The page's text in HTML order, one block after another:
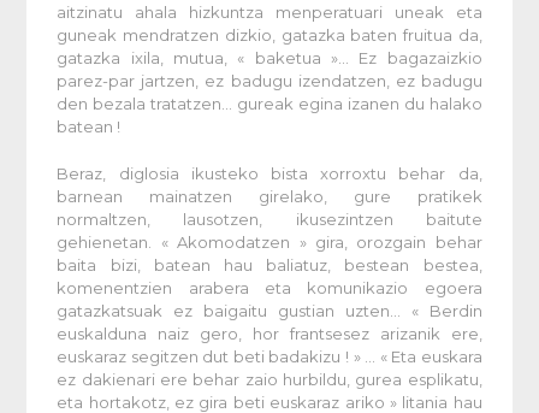
aitzinatu ahala hizkuntza menperatuari uneak eta
guneak mendratzen dizkio, gatazka baten fruitua da,
gatazka ixila, mutua, « baketua »… Ez bagazaizkio
parez-par jartzen, ez badugu izendatzen, ez badugu
den bezala tratatzen… gureak egina izanen du halako
batean !
Beraz, diglosia ikusteko bista xorroxtu behar da,
barnean mainatzen girelako, gure pratikek
normaltzen, lausotzen, ikusezintzen baitute
gehienetan. « Akomodatzen » gira, orozgain behar
baita bizi, batean hau baliatuz, bestean bestea,
komenentzien arabera eta komunikazio egoera
gatazkatsuak ez baigaitu gustian uzten… « Berdin
euskalduna naiz gero, hor frantsesez arizanik ere,
euskaraz segitzen dut beti badakizu ! » … « Eta euskara
ez dakienari ere behar zaio hurbildu, gurea esplikatu,
eta hortakotz, ez gira beti euskaraz ariko » litania hau